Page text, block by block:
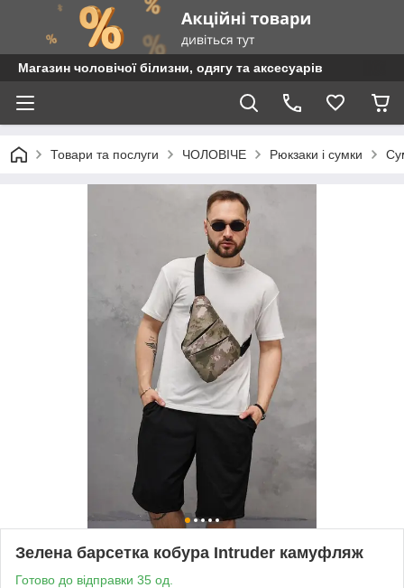
Магазин чоловічої білизни, одягу та аксесуарів
Товари та послуги ЧОЛОВІЧЕ Рюкзаки і сумки
Зелена барсетка кобура Intruder камуфляж
Готово до відправки 35 од.